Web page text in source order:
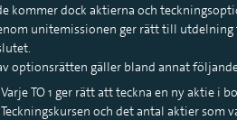
kommer dock aktierna och
unitemissionen ger rätt till
optionsrätten gäller bland annat
Varje TO 1 ger rätt att teckna en ny aktie i
Teckningskursen och det antal aktier som